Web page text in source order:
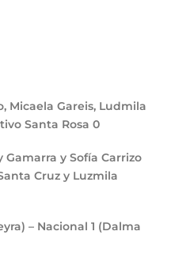
Micaela Gareis, Ludmila
Santa Rosa 0
Gamarra y Sofía Carrizo
Cruz y Luzmila
– Nacional 1 (Dalma